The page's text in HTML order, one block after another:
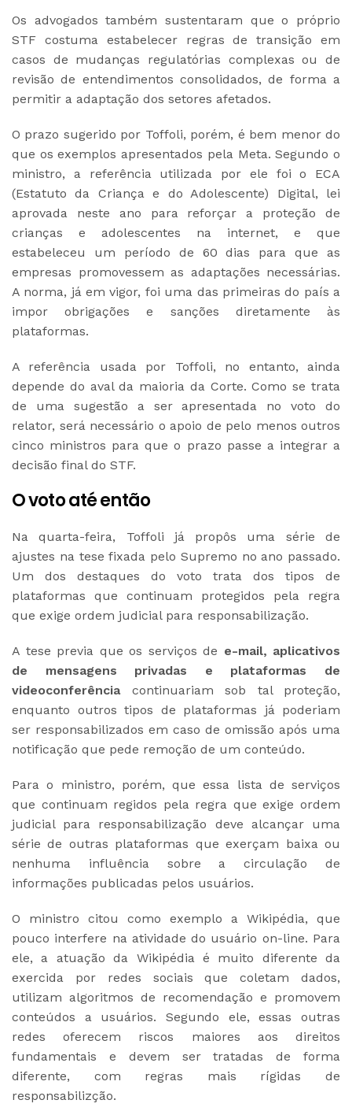
Os advogados também sustentaram que o próprio
STF costuma estabelecer regras de transição em
casos de mudanças regulatórias complexas ou de
revisão de entendimentos consolidados, de forma a
permitir a adaptação dos setores afetados.
O prazo sugerido por Toffoli, porém, é bem menor do
que os exemplos apresentados pela Meta. Segundo o
ministro, a referência utilizada por ele foi o ECA
(Estatuto da Criança e do Adolescente) Digital, lei
aprovada neste ano para reforçar a proteção de
crianças e adolescentes na internet, e que
estabeleceu um período de 60 dias para que as
empresas promovessem as adaptações necessárias.
A norma, já em vigor, foi uma das primeiras do país a
impor obrigações e sanções diretamente às
plataformas.
A referência usada por Toffoli, no entanto, ainda
depende do aval da maioria da Corte. Como se trata
de uma sugestão a ser apresentada no voto do
relator, será necessário o apoio de pelo menos outros
cinco ministros para que o prazo passe a integrar a
decisão final do STF.
O voto até então
Na quarta-feira, Toffoli já propôs uma série de
ajustes na tese fixada pelo Supremo no ano passado.
Um dos destaques do voto trata dos tipos de
plataformas que continuam protegidos pela regra
que exige ordem judicial para responsabilização.
A tese previa que os serviços de e-mail, aplicativos
de mensagens privadas e plataformas de
videoconferênciacontinuariam sob tal proteção,
enquanto outros tipos de plataformas já poderiam
ser responsabilizados em caso de omissão após uma
notificação que pede remoção de um conteúdo.
Para o ministro, porém, que essa lista de serviços
que continuam regidos pela regra que exige ordem
judicial para responsabilização deve alcançar uma
série de outras plataformas que exerçam baixa ou
nenhuma influência sobre a circulação de
informações publicadas pelos usuários.
O ministro citou como exemplo a Wikipédia, que
pouco interfere na atividade do usuário on-line. Para
ele, a atuação da Wikipédia é muito diferente da
exercida por redes sociais que coletam dados,
utilizam algoritmos de recomendação e promovem
conteúdos a usuários. Segundo ele, essas outras
redes oferecem riscos maiores aos direitos
fundamentais e devem ser tratadas de forma
diferente, com regras mais rígidas de
responsabilizção.